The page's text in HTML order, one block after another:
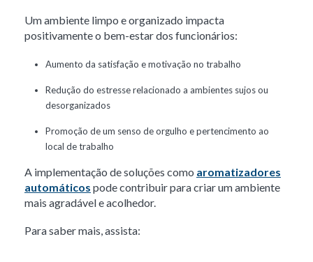
Um ambiente limpo e organizado impacta
positivamente o bem-estar dos funcionários:
Aumento da satisfação e motivação no trabalho
Redução do estresse relacionado a ambientes sujos ou
desorganizados
Promoção de um senso de orgulho e pertencimento ao
local de trabalho
A implementação de soluções como aromatizadores
automáticos pode contribuir para criar um ambiente
mais agradável e acolhedor.
Para saber mais, assista: